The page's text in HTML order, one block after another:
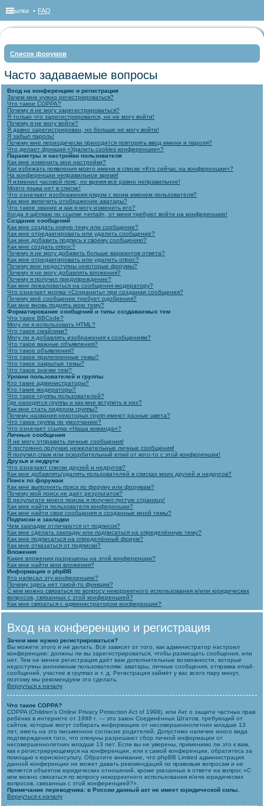
Ссылки FAQ
Список форумов
Часто задаваемые вопросы
Вход на конференцию и регистрация
Зачем мне нужно регистрироваться?
Что такое COPPA?
Почему я не могу зарегистрироваться?
Я только что зарегистрировался, но не могу войти!
Почему я не могу войти?
Я давно зарегистрирован, но больше не могу войти!
Я забыл пароль!
Почему мне периодически приходится повторять ввод имени и пароля?
Что делает функция «Удалить cookies конференции»?
Параметры и настройки пользователя
Как мне изменить мои настройки?
Как избежать появления моего имени в списке «Кто сейчас на конференции»?
На конференции неправильное время!
Я изменил часовой пояс, но время всё равно неправильное!
Моего языка нет в списке!
Что означают изображения рядом с моим именем пользователя?
Как мне включить отображение аватары?
Что такое звание и как я могу изменить его?
Когда я щёлкаю по ссылке «email», от меня требуют войти на конференцию!
Создание сообщений
Как мне создать новую тему или сообщение?
Как мне отредактировать или удалить сообщение?
Как мне добавить подпись к своему сообщению?
Как мне создать опрос?
Почему я не могу добавить больше вариантов ответа?
Как мне отредактировать или удалить опрос?
Почему мне недоступны некоторые форумы?
Почему я не могу добавлять вложения?
Почему я получил предупреждение?
Как мне пожаловаться на сообщения модератору?
Что означает кнопка «Сохранить» при создании сообщения?
Почему моё сообщение требует одобрения?
Как мне вновь поднять мою тему?
Форматирование сообщений и типы создаваемых тем
Что такое BBCode?
Могу ли я использовать HTML?
Что такое смайлики?
Могу ли я добавлять изображения к сообщениям?
Что такое важные объявления?
Что такое объявления?
Что такое прилепленные темы?
Что такое закрытые темы?
Что такое значки тем?
Уровни пользователей и группы
Кто такие администраторы?
Кто такие модераторы?
Что такое группы пользователей?
Где находятся группы и как мне вступить в них?
Как мне стать лидером группы?
Почему названия некоторых групп имеют разные цвета?
Что такое группа по умолчанию?
Что означает ссылка «Наша команда»?
Личные сообщения
Я не могу отправить личные сообщения!
Я постоянно получаю нежелательные личные сообщения!
Я получил спам или оскорбительный email от кого-то с этой конференции!
Друзья и недруги
Что означают списки друзей и недругов?
Как мне добавлять/удалять пользователей в списках моих друзей и недругов?
Поиск по форумам
Как мне выполнить поиск по форуму или форумам?
Почему мой поиск не даёт результатов?
В результате моего поиска я получил пустую страницу!
Как мне найти пользователя конференции?
Как мне найти свои сообщения и созданные мной темы?
Подписки и закладки
Чем закладки отличаются от подписок?
Как мне сделать закладку или подписаться на определённую тему?
Как мне подписаться на определённый форум?
Как мне отказаться от подписки?
Вложения
Какие вложения разрешены на этой конференции?
Как мне найти мои вложения?
Информация о phpBB
Кто написал эту конференцию?
Почему здесь нет такой-то функции?
С кем можно связаться по вопросу некорректного использования и/или юридических
вопросов, связанных с этой конференцией?
Как мне связаться с администратором конференции?
Вход на конференцию и регистрация
Зачем мне нужно регистрироваться?
Вы можете этого и не делать. Всё зависит от того, как администратор настроил
конференцию: должны ли вы зарегистрироваться, чтобы размещать сообщения, или
нет. Тем не менее регистрация даёт вам дополнительные возможности, которые
недоступны анонимным пользователям: аватары, личные сообщения, отправка email-
сообщений, участие в группах и т. д. Регистрация займёт у вас всего пару минут,
поэтому мы рекомендуем это сделать.
Вернуться к началу
Что такое COPPA?
COPPA (Children’s Online Privacy Protection Act of 1998), или Акт о защите частных прав
ребёнка в интернете от 1998 г. — это закон Соединённых Штатов, требующий от
сайтов, которые могут собирать информацию от несовершеннолетних младше 13
лет, иметь на это письменное согласие родителей. Допустимо наличие иного вида
подтверждения того, что опекуны разрешают сбор личной информации от
несовершеннолетних младше 13 лет. Если вы не уверены, применимо ли это к вам,
как к регистрирующемуся на конференции, или к самой конференции, обратитесь за
помощью к юрисконсульту. Обратите внимание, что phpBB Limited администрация
данной конференции не может давать рекомендаций по правовым вопросам и не
является объектом юридических отношений, кроме указанных в ответе на вопрос «С
кем можно связаться по вопросу некорректного использования и/или юридических
вопросов, связанных с этой конференцией?».
Примечание переводчика: в России данный акт не имеет юридической силы.
Вернуться к началу